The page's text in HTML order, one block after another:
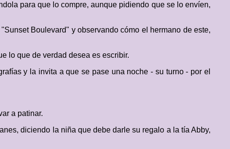
para que lo compre, aunque pidiendo que se lo envíen,
Boulevard" y observando cómo el hermano de este,
lo que de verdad desea es escribir.
y la invita a que se pase una noche - su turno - por el
a patinar.
diciendo la niña que debe darle su regalo a la tía Abby,